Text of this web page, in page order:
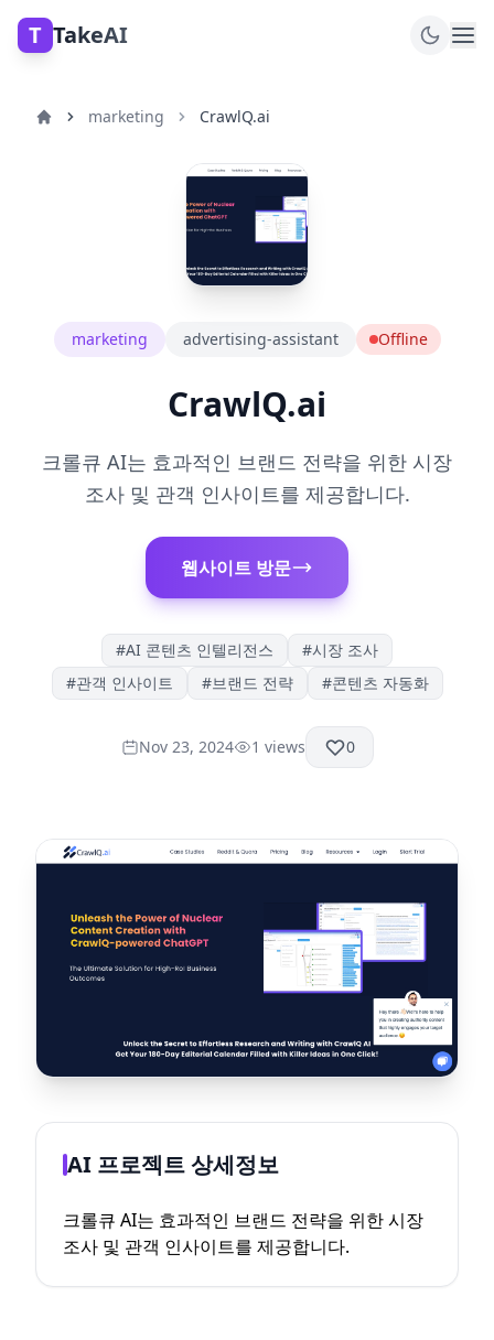
T TakeAI
marketing CrawlQ.ai
marketing advertising-assistant Offline
CrawlQ.ai
크롤큐 AI는 효과적인 브랜드 전략을 위한 시장
조사 및 관객 인사이트를 제공합니다.
웹사이트 방문
#AI 콘텐츠 인텔리전스 #시장 조사
#관객 인사이트 #브랜드 전략 #콘텐츠 자동화
Nov 23, 2024 1 views 0
AI 프로젝트 상세정보
크롤큐 AI는 효과적인 브랜드 전략을 위한 시장
조사 및 관객 인사이트를 제공합니다.